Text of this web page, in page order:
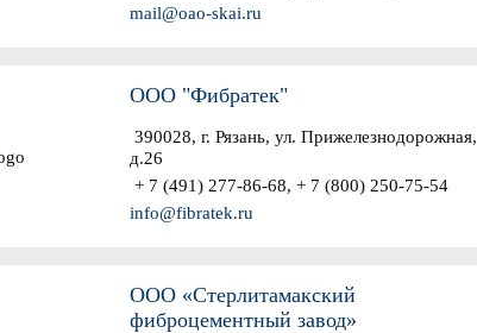
mail@oao-skai.ru
ООО "Фибратек"
390028, г. Рязань, ул. Прижелезнодорожная,
д.26
+ 7 (491) 277-86-68, + 7 (800) 250-75-54
info@fibratek.ru
ООО «Стерлитамакский
фиброцементный завод»